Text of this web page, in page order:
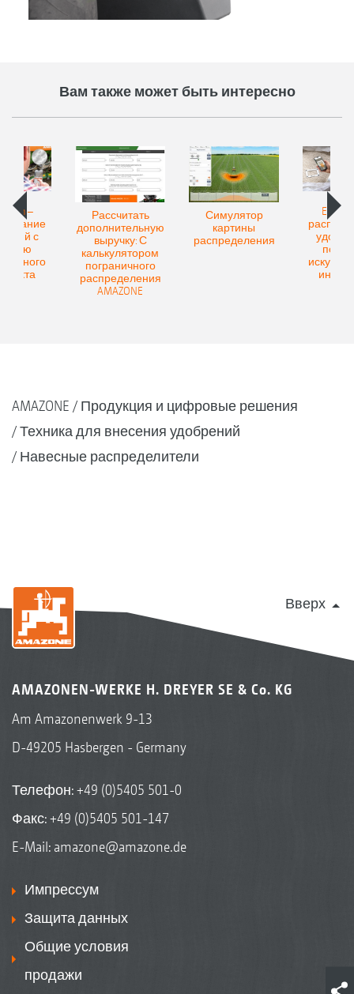
Вам также может быть интересно
–
с
Рассчитать
дополнительную
выручку: С
калькулятором
пограничного
распределения
AMAZONE
Симулятор
картины
распределения
AMAZONE
Продукция и цифровые решения
Техника для внесения удобрений
Навесные распределители
Вверх
AMAZONEN-WERKE H. DREYER SE & Co. KG
Am Amazonenwerk 9-13
D-49205 Hasbergen - Germany
Телефон:+49 (0)5405 501-0
Факс: +49 (0)5405 501-147
E-Mail: amazone@amazone.de
Импрессум
Защита данных
Общие условия
продажи